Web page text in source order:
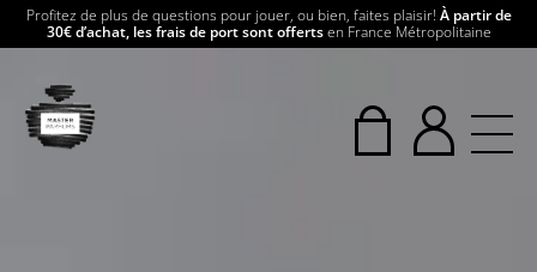
Profitez de plus de questions pour jouer, ou bien, faites plaisir! À partir de
30€ d’achat, les frais de port sont offertsen France Métropolitaine